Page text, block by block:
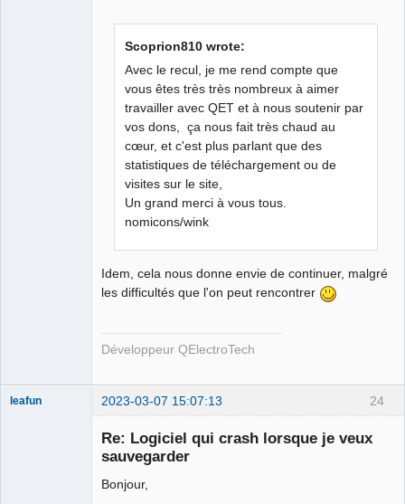
Scoprion810 wrote:
Avec le recul, je me rend compte que
vous êtes très très nombreux à aimer
travailler avec QET et à nous soutenir par
vos dons, ça nous fait très chaud au
cœur, et c'est plus parlant que des
statistiques de téléchargement ou de
visites sur le site,
Un grand merci à vous tous.
nomicons/wink
Idem, cela nous donne envie de continuer, malgré
les difficultés que l'on peut rencontrer
Développeur QElectroTech
24
leafun 2023-03-07 15:07:13
Re: Logiciel qui crash lorsque je veux
sauvegarder
Bonjour,